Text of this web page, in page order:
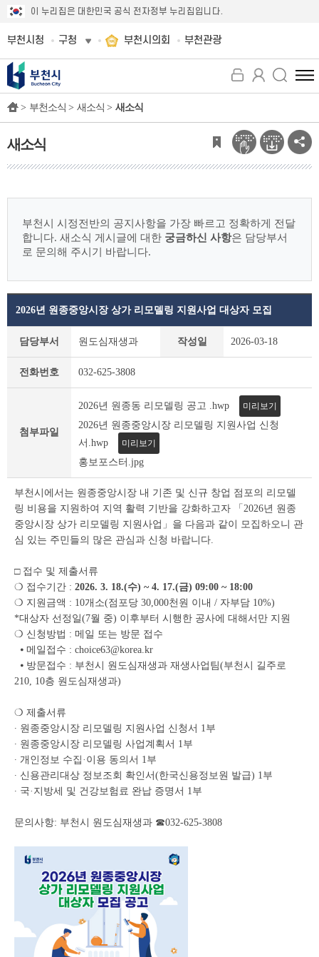
이 누리집은 대한민국 공식 전자정부 누리집입니다.
부천시청 구청 부천시의회 부천관광
전
체
뉴
보
기
> 부천소식 > 새소식 > 새소식
새소식
부천시 시정전반의 공지사항을 가장 빠르고 정확하게 전달
합니다. 새소식 게시글에 대한 궁금하신 사항은 담당부서
로 문의해 주시기 바랍니다.
세
2026년 원종중앙시장 상가 리모델링 지원사업 대상자 모집
담당부서 원도심재생과 작성일 2026-03-18
전화번호 032-625-3808
첨부파일
2026년 원종동 리모델링 공고 .hwp 미리보기
2026년 원종중앙시장 리모델링 지원사업 신청
서.hwp
미리보기
홍보포스터.jpg
부천시에서는 원종중앙시장 내 기존 및 신규 창업 점포의 리모델
링 비용을 지원하여 지역 활력 기반을 강화하고자 「2026년 원종
중앙시장 상가 리모델링 지원사업」을 다음과 같이 모집하오니 관
심 있는 주민들의 많은 관심과 신청 바랍니다.
□ 접수 및 제출서류
❍ 접수기간 : 2026. 3. 18.(수) ~ 4. 17.(금) 09:00 ~ 18:00
❍ 지원금액 : 10개소(점포당 30,000천원 이내 / 자부담 10%)
*대상자 선정일(7월 중) 이후부터 시행한 공사에 대해서만 지원
❍ 신청방법 : 메일 또는 방문 접수
⦁ 메일접수 : choice63@korea.kr
⦁ 방문접수 : 부천시 원도심재생과 재생사업팀(부천시 길주로
210, 10층 원도심재생과)
❍ 제출서류
∙ 원종중앙시장 리모델링 지원사업 신청서 1부
∙ 원종중앙시장 리모델링 사업계획서 1부
∙ 개인정보 수집·이용 동의서 1부
∙ 신용관리대상 정보조회 확인서(한국신용정보원 발급) 1부
∙ 국·지방세 및 건강보험료 완납 증명서 1부
문의사항: 부천시 원도심재생과 ☎032-625-3808